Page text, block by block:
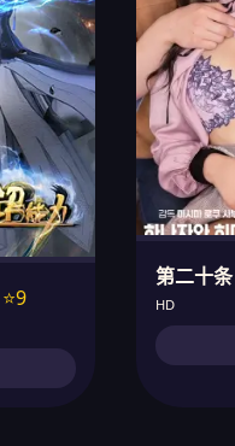
⭐9
第二十条
HD